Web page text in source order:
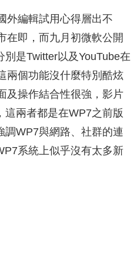
外編輯試用心得層出不
在即，而九月初微軟公開
是Twitter以及YouTube在
兩個功能沒什麼特別酷炫
及操作結合性很強，影片
兩者都是在WP7之前版
調WP7與網路、社群的連
系統上似乎沒有太多新